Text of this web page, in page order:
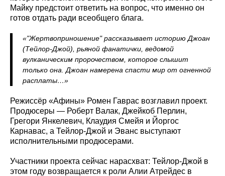
Майку предстоит ответить на вопрос, что именно он
готов отдать ради всеобщего блага.
«"Жертвоприношение" рассказывает историю Джоан
(Тейлор-Джой), рьяной фанатички, ведомой
вулканическим пророчеством, которое слышит
только она. Джоан намерена спасти мир от огненной
расплаты…»
Режиссёр «Афины» Ромен Гаврас возглавил проект.
Продюсеры — Роберт Валак, Джейкоб Перлин,
Грегори Янкелевич, Клаудия Смейя и Йоргос
Карнавас, а Тейлор-Джой и Эванс выступают
исполнительными продюсерами.
Участники проекта сейчас нарасхват: Тейлор-Джой в
этом году возвращается к роли Алии Атрейдес в